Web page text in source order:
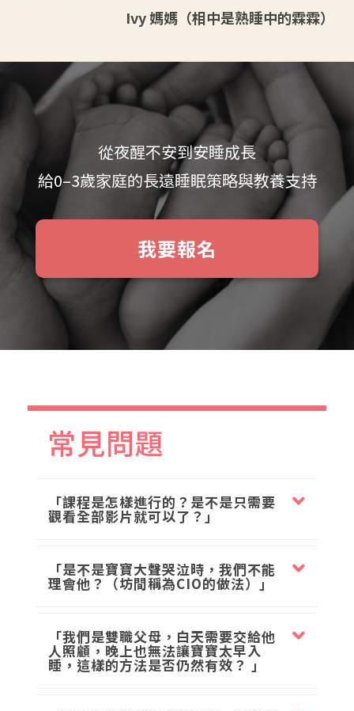
Ivy 媽媽（相中是熟睡中的霖霖）
從夜醒不安到安睡成長
給0–3歲家庭的長遠睡眠策略與教養支持
我要報名
常見問題
「課程是怎樣進行的？是不是只需要
觀看全部影片就可以了？」
「是不是寶寶大聲哭泣時，我們不能
理會他？（坊間稱為CIO的做法）」
「我們是雙職父母，白天需要交給他
人照顧，晚上也無法讓寶寶太早入
睡，這樣的方法是否仍然有效？ 」